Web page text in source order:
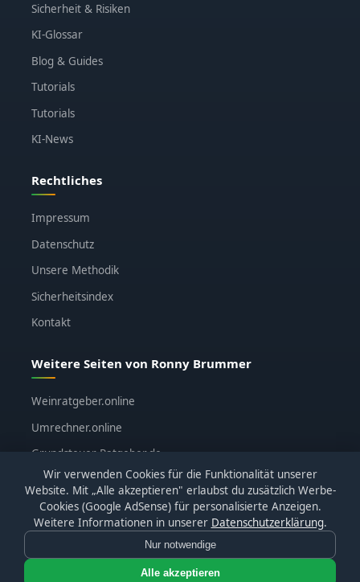
Sicherheit & Risiken
KI-Glossar
Blog & Guides
Tutorials
Tutorials
KI-News
Rechtliches
Impressum
Datenschutz
Unsere Methodik
Sicherheitsindex
Kontakt
Weitere Seiten von Ronny Brummer
Weinratgeber.online
Umrechner.online
Grundsteuer-Ratgeber.de
ronnybrummer.de
KI-Katalog.de· Alle Bewertungen basieren auf
eigenen Tests · Affiliate-Links sind gekennzeichnet
Wir verwenden Cookies für die Funktionalität unserer
Website. Mit „Alle akzeptieren" erlaubst du zusätzlich Werbe-
Cookies (Google AdSense) für personalisierte Anzeigen.
Weitere Informationen in unserer Datenschutzerklärung.
Nur notwendige
Alle akzeptieren